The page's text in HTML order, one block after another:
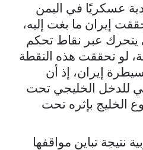
عسكريًا في اليمن
إيران ما بغت إليه،
يتحرك عبر نقاط تحكم
لو تحققت هذه النقطة
إيران، إذ أن
للدخل الخليجي تحت
الخليج بإثره تحت
نتيجة تباين مواقفها